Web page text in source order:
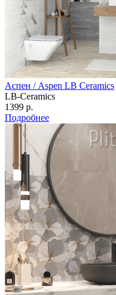
Аспен / Aspen LB Ceramics
LB-Ceramics
1399 р.
Подробнее